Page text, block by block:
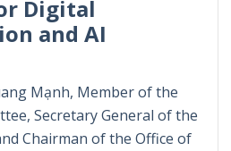
Digital
and AI
Mạnh, Member of the
Secretary General of the
Chairman of the Office of